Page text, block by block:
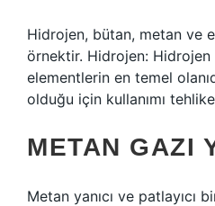
Hidrojen, bütan, metan ve
örnektir. Hidrojen: Hidrojen
elementlerin en temel
olduğu için kullanımı
METAN GAZI
Metan yanıcı ve patlayıcı